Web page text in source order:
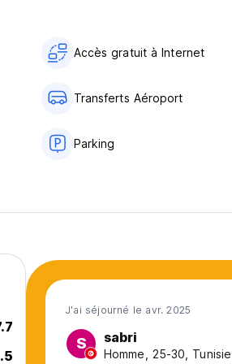
food and drink.
damaged our electronic key, 15€ will
or coffe, bed linen, key lockers and
– 5 more euro later than 22:00
– 5 more euro later than 22:00
Accès gratuit à Internet
Transferts Aéroport
Parking
J'ai séjourné le avr. 2025
S sabri
Homme, 25-30, Tunisie